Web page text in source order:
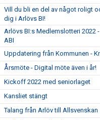
Vill du bli en del av något roligt
dig i Arlövs BI!
Arlövs BI:s Medlemslotteri 2022
ABI
Uppdatering från Kommunen -
Årsmöte - Digital möte även i år!
Kickoff 2022 med seniorlaget
Kansliet stängt
Talang från Arlöv till Allsvenskan